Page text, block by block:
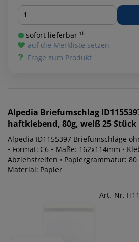
Menge
sofort lieferbar ¹⁾
auf die Merkliste setzen
Frage zum Produkt
Alpedia Briefumschlag
haftklebend, 80g, weiß 25 Stück
Alpedia ID1155397 Briefumschläge
• Format: C6 • Maße: 162x114mm •
Abziehstreifen • Papiergrammatur: 80
Material: Papier
Art.-Nr.